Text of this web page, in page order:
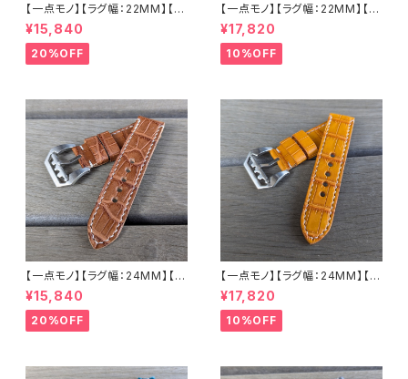
【一点モノ】【ラグ幅：22MM】【手
縫い】【ストレート型】【2P-ALE
M22o-1】アリゲーター 腹ワニ
エメラルド 国産なめしの本革 下
地 オイル ヌメ革 ハンドメイド
¥15,840
20%OFF
【一点モノ】【ラグ幅：22MM】【ス
トレート型】【2P-ALWHEAT22
-1】アリゲーター 腹ワニ テイル
ウィート/ベージュ 国産なめしの
本革 下地 ヌメ革ナチュラル ハ
¥17,820
10%OFF
【一点モノ】【ラグ幅：24MM】【手
縫い】【ストレート型】【2P-ALBR
24S-1】アリゲーター 腹ワニ テ
イル ウォルナット/カフェブラウン
国産なめしの本革 下地 ヌメ革
LEVEL7
¥15,840
20%OFF
【一点モノ】【ラグ幅：24MM】【手
縫い】【ストレート型】【2P-ALLB
R24S-1】アリゲーター 腹ワニ
テイル タバック/オレンジイエロ
ー 国産なめしの本革 下地 ヌメ
LEVEL7
¥17,820
10%OFF